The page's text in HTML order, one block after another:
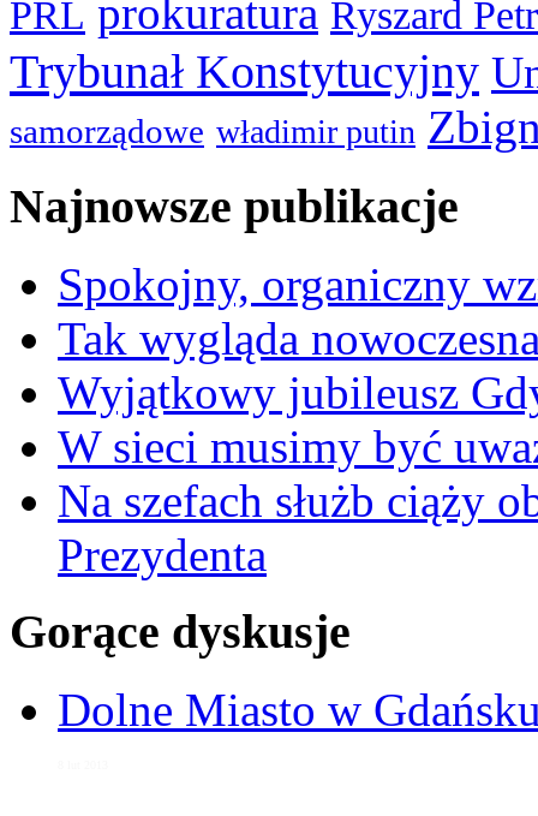
PRL prokuratura Ryszard
Trybunał Konstytucyjny
samorządowe władimir putin
Najnowsze publikacje
Spokojny, organiczny
Tak wygląda
Wyjątkowy jubileusz
W sieci musimy być
Na szefach służb ciąży
Prezydenta
Gorące dyskusje
Dolne Miasto w